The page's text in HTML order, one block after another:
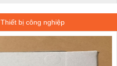
Thiết bị công nghiệp